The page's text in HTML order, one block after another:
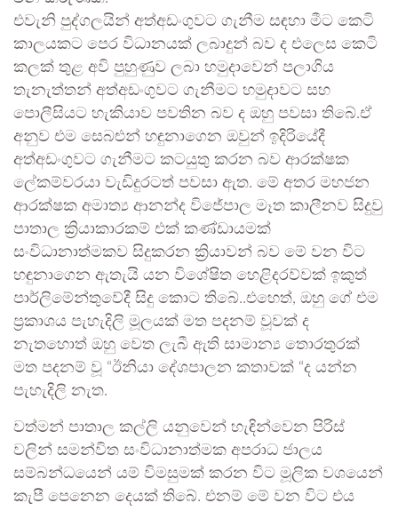
එවැනි පුද්ගලයින් අත්අඩංගුවට ගැනීම සඳහා මීට කෙටි
කාලයකට පෙර විධානයක් ලබාදුන් බව ද එලෙස කෙටි
කලක් තුළ අවි පුහුණුව ලබා හමුදාවෙන් පලාගිය
තැනැත්තන් අත්අඩංගුවට ගැනීමට හමුදාවට සහ
පොලීසියට හැකියාව පවතින බව ද ඔහු පවසා තිබේ.ඒ
අනුව එම සෙබළුන් හඳුනාගෙන ඔවුන් ඉදිරියේදී
අත්අඩංගුවට ගැනීමට කටයුතු කරන බව ආරක්ෂක
ලේකම්වරයා වැඩිදුරටත් පවසා ඇත. මේ අතර මහජන
ආරක්ෂක අමාත්‍ය ආනන්ද විජේපාල මෑත කාලීනව සිදුවු
පාතාල ක්‍රියාකාරකම් එක් කණ්ඩායමක්
සංවිධානාත්මකව සිදුකරන ක්‍රියාවන් බව මේ වන විට
හඳුනාගෙන ඇතැයි යන විශේෂිත හෙළිදරව්වක් ඉකුත්
පාර්ලිමේන්තුවේදී සිදු කොට තිබේ..එහෙත්, ඔහු ගේ එම
ප්‍රකාශය පැහැදිලි මූලයක් මත පදනම් වූවක් ද
නැතහොත් ඔහු වෙත ලැබී ඇති සාමාන්‍ය තොරතුරක්
මත පදනම් වූ “ඊනියා දේශපාලන කතාවක් “ද යන්න
පැහැදිලි නැත.
වත්මන් පාතාල කල්ලි යනුවෙන් හැඳින්වෙන පිරිස්
වලින් සමන්විත සංවිධානාත්මක අපරාධ ජාලය
සම්බන්ධයෙන් යම් විමසුමක් කරන විට මූලික වශයෙන්
කැපී පෙනෙන දෙයක් තිබේ. එනම් මේ වන විට එය